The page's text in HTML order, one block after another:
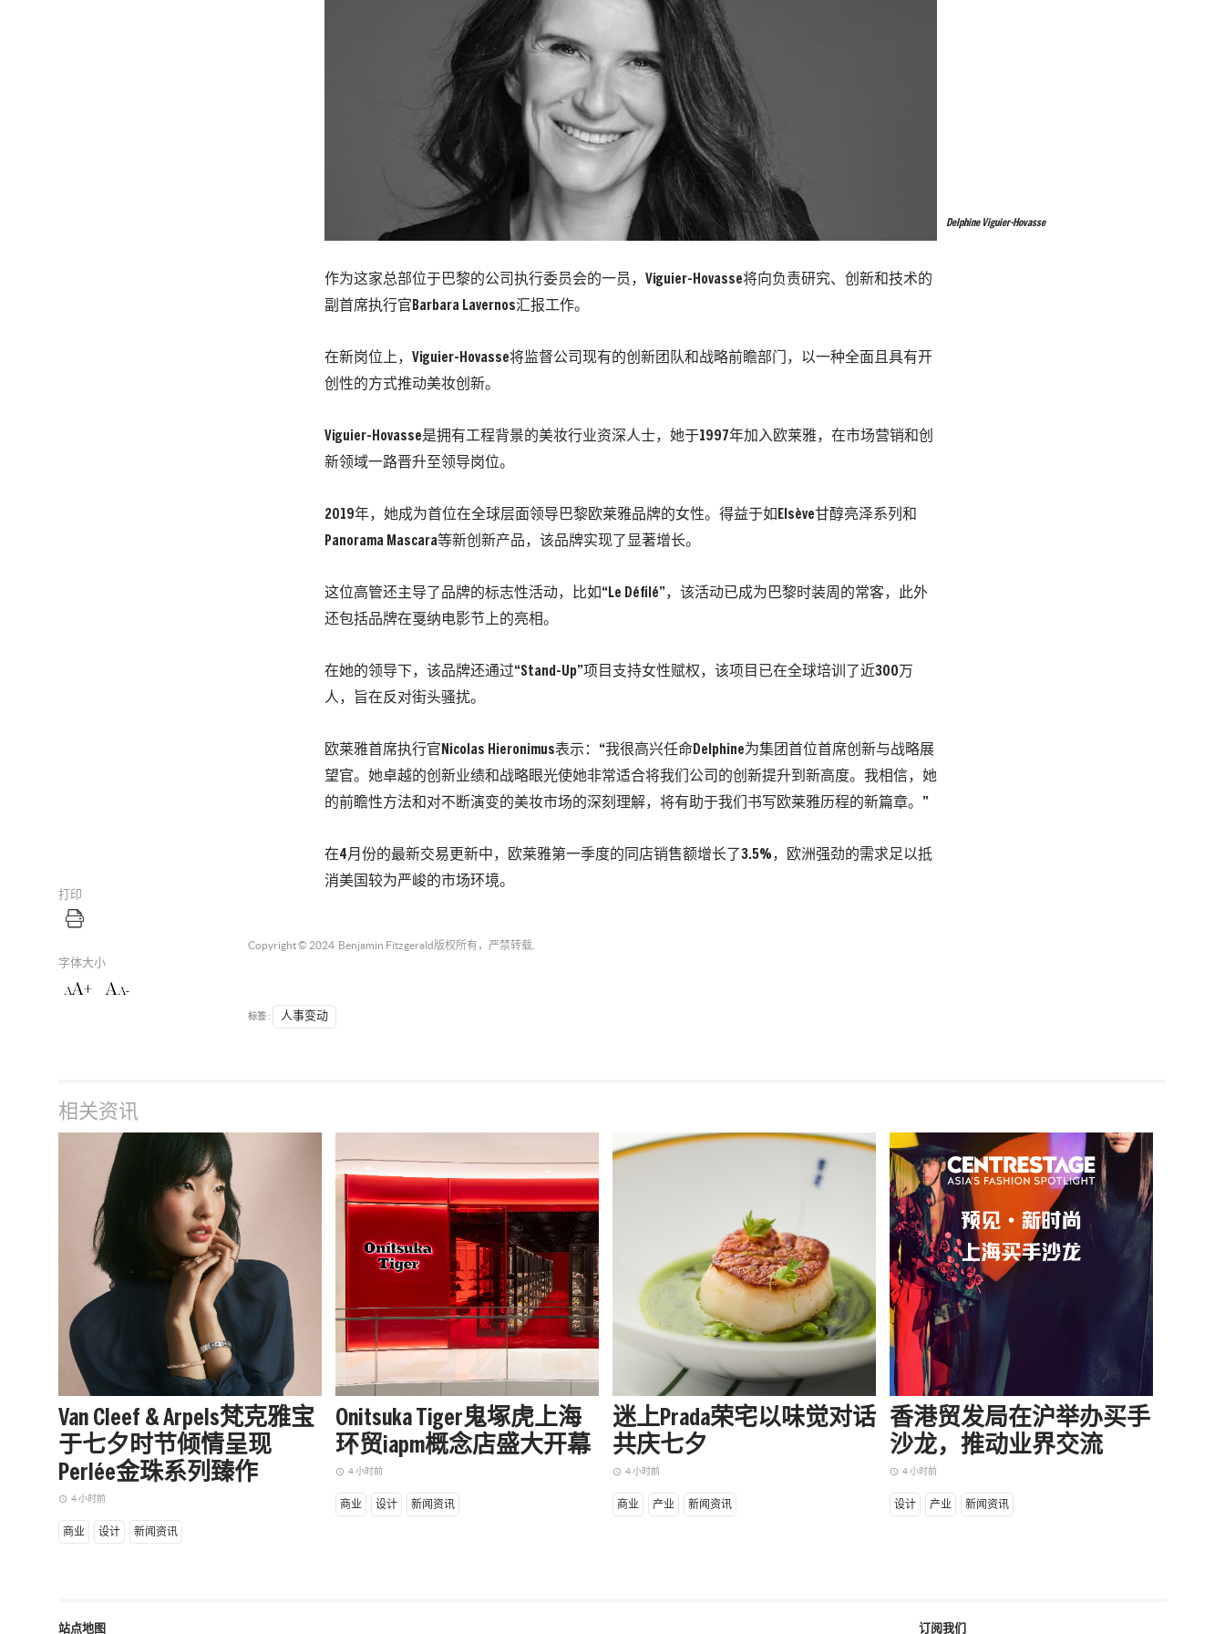
打印
字体大小
AA+ A A-
Delphine Viguier-Hovasse
作为这家总部位于巴黎的公司执行委员会的一员，Viguier-Hovasse将向负责研究、创新和技术的
副首席执行官Barbara Lavernos汇报工作。
在新岗位上，Viguier-Hovasse将监督公司现有的创新团队和战略前瞻部门，以一种全面且具有开
创性的方式推动美妆创新。
Viguier-Hovasse是拥有工程背景的美妆行业资深人士，她于1997年加入欧莱雅，在市场营销和创
新领域一路晋升至领导岗位。
2019年，她成为首位在全球层面领导巴黎欧莱雅品牌的女性。得益于如Elsève甘醇亮泽系列和
Panorama Mascara等新创新产品，该品牌实现了显著增长。
这位高管还主导了品牌的标志性活动，比如“Le Défilé”，该活动已成为巴黎时装周的常客，此外
还包括品牌在戛纳电影节上的亮相。
在她的领导下，该品牌还通过“Stand-Up”项目支持女性赋权，该项目已在全球培训了近300万
人，旨在反对街头骚扰。
欧莱雅首席执行官Nicolas Hieronimus表示：“我很高兴任命Delphine为集团首位首席创新与战略展
望官。她卓越的创新业绩和战略眼光使她非常适合将我们公司的创新提升到新高度。我相信，她
的前瞻性方法和对不断演变的美妆市场的深刻理解，将有助于我们书写欧莱雅历程的新篇章。”
在4月份的最新交易更新中，欧莱雅第一季度的同店销售额增长了3.5%，欧洲强劲的需求足以抵
消美国较为严峻的市场环境。
Copyright © 2024 Benjamin Fitzgerald 版权所有，严禁转载.
标签 : 人事变动
相关资讯
Van Cleef & Arpels梵克雅宝
于七夕时节倾情呈现
Perlée金珠系列臻作
access_time 4 小时前
商业 设计 新闻资讯
Onitsuka Tiger鬼塚虎上海
环贸iapm概念店盛大开幕
access_time 4 小时前
商业 设计 新闻资讯
迷上Prada荣宅以味觉对话
共庆七夕
access_time 4 小时前
商业 产业 新闻资讯
香港贸发局在沪举办买手
沙龙，推动业界交流
access_time 4 小时前
设计 产业 新闻资讯
订阅我们
站点地图